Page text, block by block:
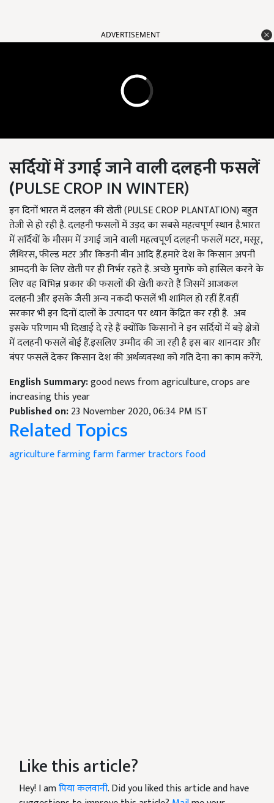
ADVERTISEMENT
सर्दियों में उगाई जाने वाली दलहनी फसलें
(PULSE CROP IN WINTER)
इन दिनों भारत में दलहन की खेती (PULSE CROP PLANTATION) बहुत
तेजी से हो रही है. दलहनी फसलों में उड़द का सबसे महत्वपूर्ण स्थान है.भारत
में सर्दियों के मौसम में उगाई जाने वाली महत्वपूर्ण दलहनी फसलें मटर, मसूर,
लैथिरस, फील्ड मटर और किडनी बीन आदि हैं.हमारे देश के किसान अपनी
आमदनी के लिए खेती पर ही निर्भर रहते हैं. अच्छे मुनाफे को हासिल करने के
लिए वह विभिन्न प्रकार की फसलों की खेती करते हैं जिसमें आजकल
दलहनी और इसके जैसी अन्य नकदी फसलें भी शामिल हो रहीं हैं.वहीं
सरकार भी इन दिनों दालों के उत्पादन पर ध्यान केंद्रित कर रही है. अब
इसके परिणाम भी दिखाई दे रहे हैं क्योंकि किसानों ने इन सर्दियों में बड़े क्षेत्रों
में दलहनी फसलें बोई हैं.इसलिए उम्मीद की जा रही है इस बार शानदार और
बंपर फसलें देकर किसान देश की अर्थव्यवस्था को गति देना का काम करेंगे.
English Summary:good news from agriculture, crops are
increasing this year
Published on:23 November 2020, 06:34 PM IST
Related Topics
agriculturefarmingfarmfarmertractors food
Like this article?
Hey! I amपिया कलवानी. Did you liked this article and have